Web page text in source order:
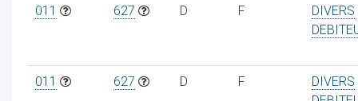
011 627 D F
DIVERS
011 627 D F
DIVERS